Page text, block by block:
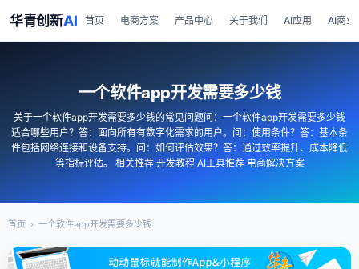
华青创新AI 首页 电商方案 产品中心 关于我们 AI应用 AI商业
一个软件app开发需要多少钱
关于一个软件app开发需要多少钱的常见问题问：一个软件app开发需要多少钱
适合哪些用户？答：面向所有有数字化需求的用户。问：使用条件？答：基本条
件包括网络连接和设备支持。问：如何评估效果？答：通过效率提升、成本降低
等指标评估。 相关推荐 开发教程 AI工具推荐 电商解决方案
首页 › 一个软件app开发需要多少钱